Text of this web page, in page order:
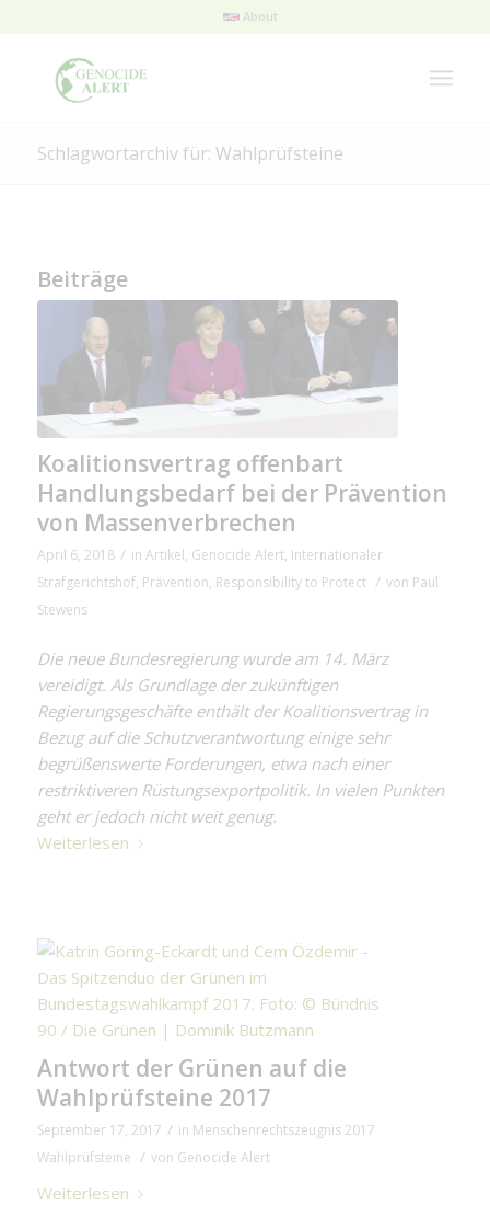
About
Schlagwortarchiv für: Wahlprüfsteine
Beiträge
Koalitionsvertrag offenbart
Handlungsbedarf bei der Prävention
von Massenverbrechen
April 6, 2018 / in Artikel, Genocide Alert, Internationaler
Strafgerichtshof, Prävention, Responsibility to Protect / von Paul
Stewens
Die neue Bundesregierung wurde am 14. März
vereidigt. Als Grundlage der zukünftigen
Regierungsgeschäfte enthält der Koalitionsvertrag in
Bezug auf die Schutzverantwortung einige sehr
begrüßenswerte Forderungen, etwa nach einer
restriktiveren Rüstungsexportpolitik. In vielen Punkten
geht er jedoch nicht weit genug.
Weiterlesen
Antwort der Grünen auf die
Wahlprüfsteine 2017
September 17, 2017 / in Menschenrechtszeugnis 2017
Wahlprüfsteine / von Genocide Alert
Weiterlesen